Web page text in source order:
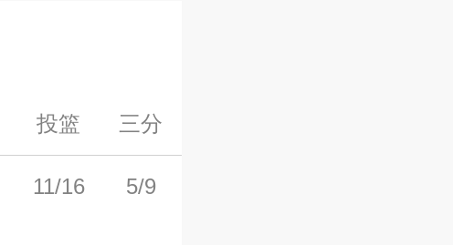
投篮
11/16
三分
5/9